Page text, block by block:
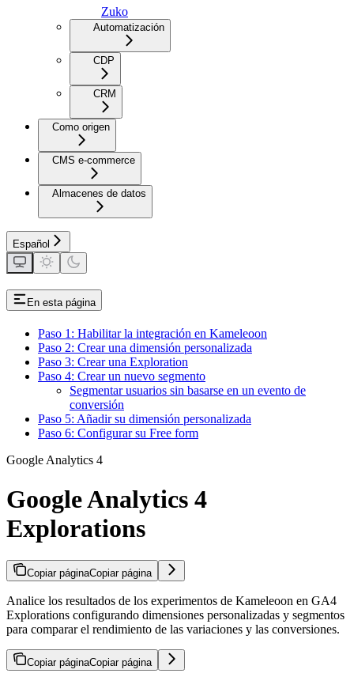
Zuko
Automatización
CDP
CRM
Como origen
CMS e-commerce
Almacenes de datos
Español
En esta página
Paso 1: Habilitar la integración en Kameleoon
Paso 2: Crear una dimensión personalizada
Paso 3: Crear una Exploration
Paso 4: Crear un nuevo segmento
Segmentar usuarios sin basarse en un evento de
conversión
Paso 5: Añadir su dimensión personalizada
Paso 6: Configurar su Free form
Google Analytics 4
Google Analytics 4
Explorations
Copiar páginaCopiar página
Analice los resultados de los experimentos de Kameleoon en GA4
Explorations configurando dimensiones personalizadas y segmentos
para comparar el rendimiento de las variaciones y las conversiones.
Copiar páginaCopiar página